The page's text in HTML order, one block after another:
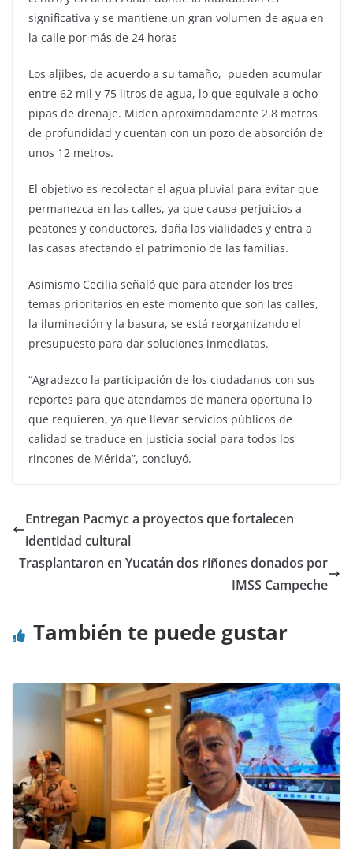
significativa y se mantiene un gran volumen de agua en
la calle por más de 24 horas
Los aljibes, de acuerdo a su tamaño, pueden acumular
entre 62 mil y 75 litros de agua, lo que equivale a ocho
pipas de drenaje. Miden aproximadamente 2.8 metros
de profundidad y cuentan con un pozo de absorción de
unos 12 metros.
El objetivo es recolectar el agua pluvial para evitar que
permanezca en las calles, ya que causa perjuicios a
peatones y conductores, daña las vialidades y entra a
las casas afectando el patrimonio de las familias.
Asimismo Cecilia señaló que para atender los tres
temas prioritarios en este momento que son las calles,
la iluminación y la basura, se está reorganizando el
presupuesto para dar soluciones inmediatas.
“Agradezco la participación de los ciudadanos con sus
reportes para que atendamos de manera oportuna lo
que requieren, ya que llevar servicios públicos de
calidad se traduce en justicia social para todos los
rincones de Mérida”, concluyó.
Entregan Pacmyc a proyectos que fortalecen
identidad cultural
Trasplantaron en Yucatán dos riñones donados por
IMSS Campeche
También te puede gustar